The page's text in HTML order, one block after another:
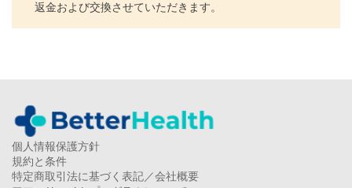
返金および交換させていただきます。
個人情報保護方針
規約と条件
特定商取引法に基づく表記／会社概要